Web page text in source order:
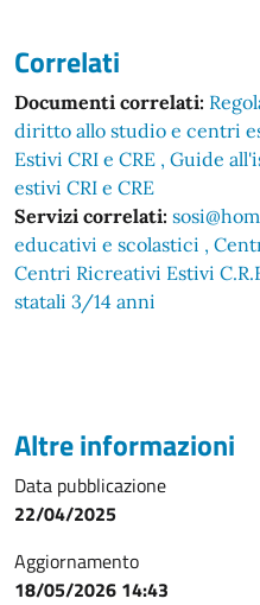
Correlati
Documenti correlati:
diritto allo studio e centri
Estivi CRI e CRE Guide
estivi CRI e CRE
Servizi correlati:
educativi e scolastici
Centri Ricreativi Estivi
statali 3/14 anni
Altre informazioni
Data pubblicazione
22/04/2025
Aggiornamento
18/05/2026 14:43